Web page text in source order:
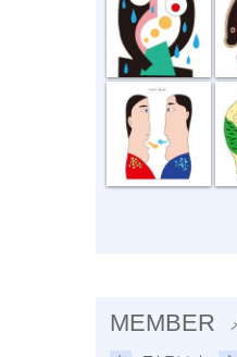
話し合い
MEMBER